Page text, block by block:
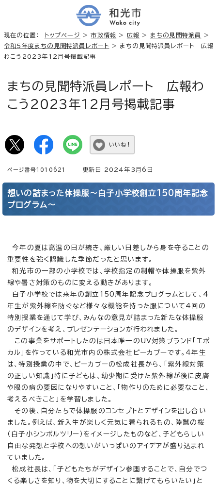
現在の位置： トップページ >市政情報 > 広報 > まちの見聞特派員
>
令和5年度まちの見聞特派員レポート
> まちの見聞特派員レポート 広報
わこう2023年12月号掲載記事
まちの見聞特派員レポート 広報わ
こう2023年12月号掲載記事
いいね！
ページ番号1010621 更新日 2024年3月6日
想いの詰まった体操服～白子小学校創立150周年記念
プログラム～
今年の夏は高温の日が続き、厳しい日差しから身を守ることの
重要性を強く認識した季節だったと思います。
和光市の一部の小学校では、学校指定の制帽や体操服を紫外
線や暑さ対策のものに変える動きがあります。
白子小学校では来年の創立150周年記念プログラムとして、4
年生が紫外線を防ぐなど様々な機能を持った服について4回の
特別授業を通じて学び、みんなの意見が詰まった新たな体操服
のデザインを考え、プレゼンテーションが行われました。
この事業をサポートしたのは日本唯一のUV対策ブランド「エポ
カル」を作っている和光市内の株式会社ピーカブーです。4年生
は、特別授業の中で、ピーカブーの松成社長から、「紫外線対策
の正しい知識」特に子どもは、幼少期に受けた紫外線が後に皮膚
や眼の病の要因になりやすいこと、「物作りのために必要なこと、
考えるべきこと」を学習しました。
その後、自分たちで体操服のコンセプトとデザインを出し合い
ました。例えば、新入生が楽しく元気に着られるもの、陸鷲の桜
（白子小シンボルツリー）をイメージしたものなど、子どもらしい
自由な発想と学校への想いがいっぱいのアイデアが盛り込まれ
ていました。
松成社長は、「子どもたちがデザイン参画することで、自分でつ
くる楽しさを知り、物を大切にすることに繋げてもらいたい」と